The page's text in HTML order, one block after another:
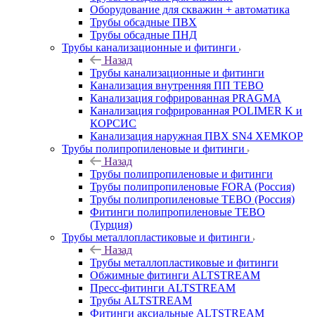
Оборудование для скважин + автоматика
Трубы обсадные ПВХ
Трубы обсадные ПНД
Трубы канализационные и фитинги
Назад
Трубы канализационные и фитинги
Канализация внутренняя ПП TEBO
Канализация гофрированная PRAGMA
Канализация гофрированная POLIMER K и
КОРСИС
Канализация наружная ПВХ SN4 ХЕМКОР
Трубы полипропиленовые и фитинги
Назад
Трубы полипропиленовые и фитинги
Трубы полипропиленовые FORA (Россия)
Трубы полипропиленовые TEBO (Россия)
Фитинги полипропиленовые TEBO
(Турция)
Трубы металлопластиковые и фитинги
Назад
Трубы металлопластиковые и фитинги
Обжимные фитинги ALTSTREAM
Пресс-фитинги ALTSTREAM
Трубы ALTSTREAM
Фитинги аксиальные ALTSTREAM